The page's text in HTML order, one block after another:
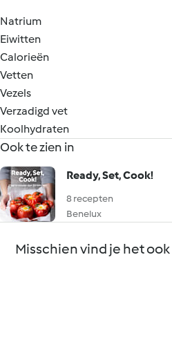
Natrium
Eiwitten
Calorieën
Vetten
Vezels
Verzadigd vet
Koolhydraten
Ook te zien in
Ready, Set, Cook!
8 recepten
Benelux
Misschien vind je het ook